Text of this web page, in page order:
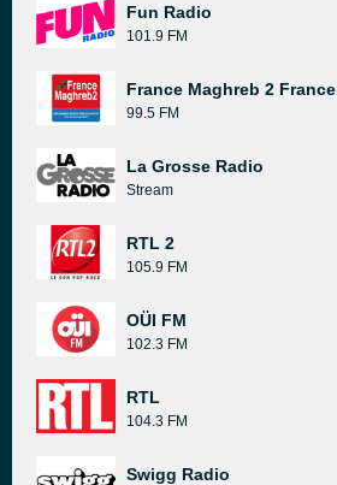
Fun Radio
101.9 FM
France Maghreb 2 France
99.5 FM
La Grosse Radio
Stream
RTL 2
105.9 FM
OÜI FM
102.3 FM
RTL
104.3 FM
Swigg Radio